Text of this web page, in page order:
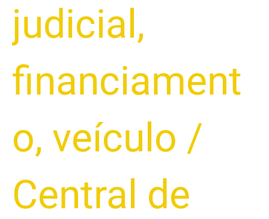
judicial ,
financiament
o, veículo /
Central de